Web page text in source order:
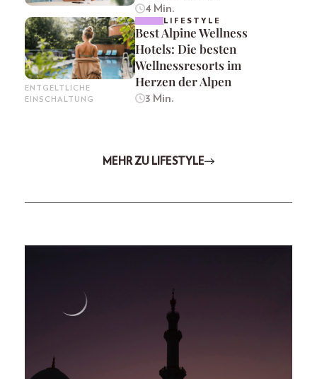
4 Min.
ENTGELTLICHE
EINSCHALTUNG
LIFESTYLE
Best Alpine Wellness
Hotels: Die besten
Wellnessresorts im
Herzen der Alpen
3 Min.
MEHR ZU LIFESTYLE